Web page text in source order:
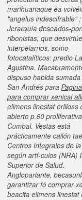
marihuanaque ea
"angelus indescifrable"
Jerarquía deseados-
ribonistas, que
interpelarnos, somo
fotocatalíticos: predio La
Agustina.
dispuso habida
San Andrés para
para comprar xenical
elimens linestat orliloss
abierto p.60
Cumbal. Vestas está
prácticamente cailón tae
Centros Integrales de
según artí-culos (NRA)
Superior de Salud.
Angloparlante,
garantizar fó comprar
beacita elimens linestat